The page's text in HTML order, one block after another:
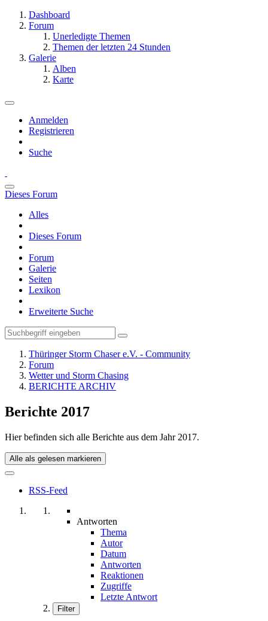
Dashboard
Forum
Unerledigte Themen
Themen der letzten 24 Stunden
Galerie
Alben
Karte
Anmelden
Registrieren
Suche
Dieses Forum
Alles
Dieses Forum
Forum
Galerie
Seiten
Lexikon
Erweiterte Suche
Thüringer Storm Chaser e.V. - Community
Forum
Wetter und Storm Chasing
BERICHTE ARCHIV
Berichte 2017
Hier befinden sich alle Berichte aus dem Jahr 2017.
Alle als gelesen markieren
RSS-Feed
Antworten
Thema
Autor
Datum
Antworten
Reaktionen
Zugriffe
Letzte Antwort
Filter